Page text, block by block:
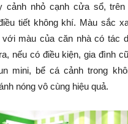
cảnh nhỏ cạnh cửa sổ,
tiết không khí. Màu sắc
với màu của căn nhà có tác
nếu có điều kiện, gia đình
mini, bể cá cảnh trong
nóng vô cùng hiệu quả.